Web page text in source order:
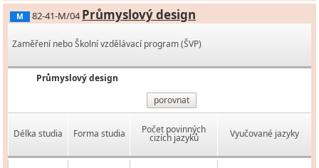
M 82-41-M/04 Průmyslový design
Zaměření nebo Školní vzdělávací program (ŠVP)
Průmyslový design
porovnat
Délka studia Forma studia Počet povinných
cizích jazyků Vyučované jazyky